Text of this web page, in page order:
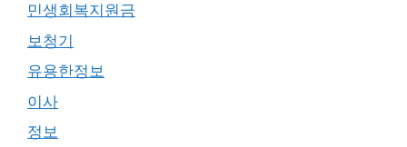
민생회복지원금
보청기
유용한정보
이사
정보